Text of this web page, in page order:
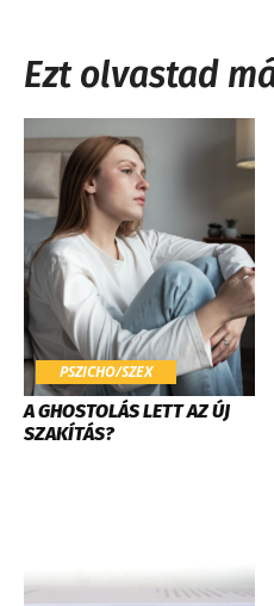
Ezt olvastad
PSZICHO/SZEX
A GHOSTOLÁS LETT AZ ÚJ
SZAKÍTÁS?